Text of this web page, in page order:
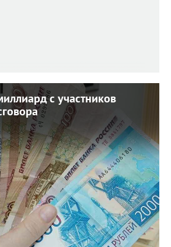
с участников
миллиард с участников
картельного сговора
конкуренции уличили
занимавшихся поставкой
медицинских изделий.